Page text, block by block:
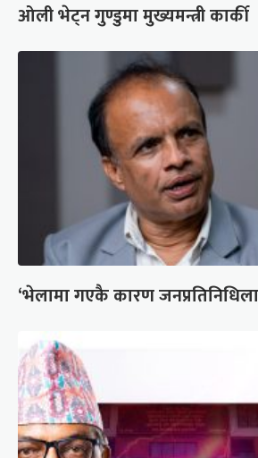
ओली भेट्न गुण्डुमा मुख्यमन्त्री कार्की
‘भेलामा गएकै कारण